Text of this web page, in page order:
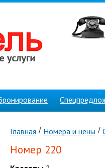
Главная Номера и цены
Номер 220